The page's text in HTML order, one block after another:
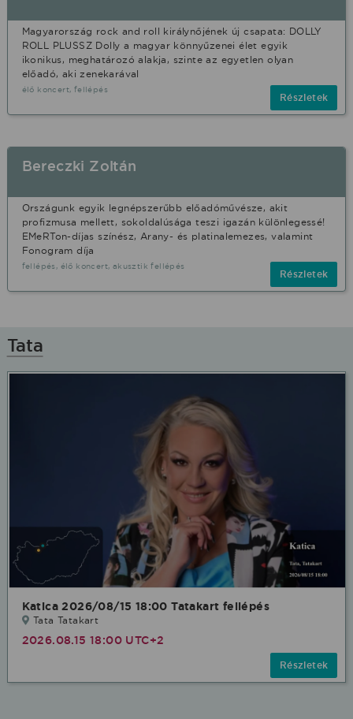
Magyarország rock and roll királynőjének új csapata: DOLLY
ROLL PLUSSZ Dolly a magyar könnyűzenei élet egyik
ikonikus, meghatározó alakja, szinte az egyetlen olyan
előadó, aki zenekarával
élő koncert, fellépés
Részletek
Bereczki Zoltán
Országunk egyik legnépszerűbb előadóművésze, akit
profizmusa mellett, sokoldalúsága teszi igazán különlegessé!
EMeRTon-díjas színész, Arany- és platinalemezes, valamint
Fonogram díja
fellépés, élő koncert, akusztik fellépés
Részletek
Tata
Katica 2026/08/15 18:00 Tatakart fellépés
Tata Tatakart
2026.08.15 18:00 UTC+2
Részletek